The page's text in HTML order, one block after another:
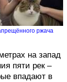
ржача
на запад
пяти рек –
впадают в